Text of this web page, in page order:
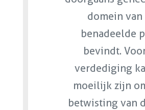
domein van
benadeelde
bevindt.
verdediging
moeilijk zijn
betwisting van